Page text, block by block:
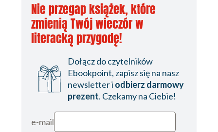
Nie przegap książek, które
zmienią Twój wieczór w
literacką przygodę!
Dołącz do czytelników
Ebookpoint, zapisz się na nasz
newsletter i odbierz darmowy
prezent. Czekamy na Ciebie!
e-mail